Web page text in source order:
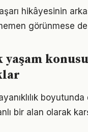
hikâyesinin
görünmese
yaşam
bir alan olarak